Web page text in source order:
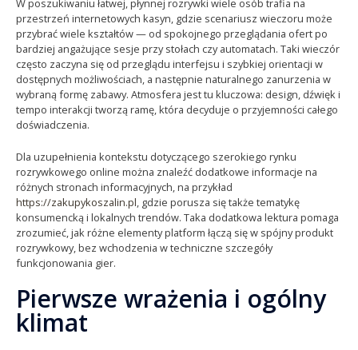
W poszukiwaniu łatwej, płynnej rozrywki wiele osób trafia na
przestrzeń internetowych kasyn, gdzie scenariusz wieczoru może
przybrać wiele kształtów — od spokojnego przeglądania ofert po
bardziej angażujące sesje przy stołach czy automatach. Taki wieczór
często zaczyna się od przeglądu interfejsu i szybkiej orientacji w
dostępnych możliwościach, a następnie naturalnego zanurzenia w
wybraną formę zabawy. Atmosfera jest tu kluczowa: design, dźwięk i
tempo interakcji tworzą ramę, która decyduje o przyjemności całego
doświadczenia.
Dla uzupełnienia kontekstu dotyczącego szerokiego rynku
rozrywkowego online można znaleźć dodatkowe informacje na
różnych stronach informacyjnych, na przykład
https://zakupykoszalin.pl, gdzie porusza się także tematykę
konsumencką i lokalnych trendów. Taka dodatkowa lektura pomaga
zrozumieć, jak różne elementy platform łączą się w spójny produkt
rozrywkowy, bez wchodzenia w techniczne szczegóły
funkcjonowania gier.
Pierwsze wrażenia i ogólny
klimat